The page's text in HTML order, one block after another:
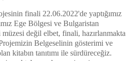
finali 22.06.2022'de yaptığımız
Ege Bölgesi ve Bulgaristan
müzesi değil elbet, finali, hazırlanmakta
Belgeselinin gösterimi ve
kitabın tanıtımı ile sürdüreceğiz.